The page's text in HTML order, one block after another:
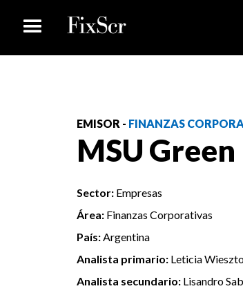
EMISOR - FINANZAS
MSU Green
Sector: Empresas
Área: Finanzas Corporativas
País:Argentina
Analista primario: Leticia
Analista secundario: Lisandro